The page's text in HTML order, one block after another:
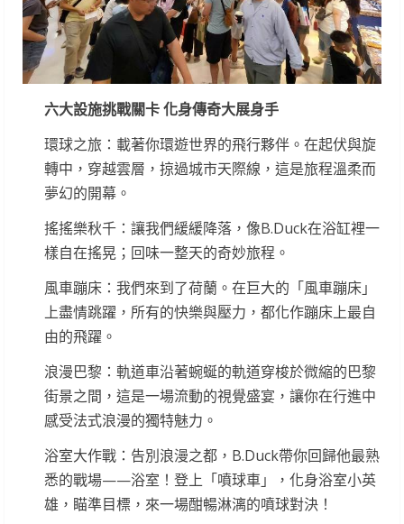
六大設施挑戰關卡 化身傳奇大展身手
環球之旅：載著你環遊世界的飛行夥伴。在起伏與旋
轉中，穿越雲層，掠過城市天際線，這是旅程溫柔而
夢幻的開幕。
搖搖樂秋千：讓我們緩緩降落，像B.Duck在浴缸裡一
樣自在搖晃；回味一整天的奇妙旅程。
風車蹦床：我們來到了荷蘭。在巨大的「風車蹦床」
上盡情跳躍，所有的快樂與壓力，都化作蹦床上最自
由的飛躍。
浪漫巴黎：軌道車沿著蜿蜒的軌道穿梭於微縮的巴黎
街景之間，這是一場流動的視覺盛宴，讓你在行進中
感受法式浪漫的獨特魅力。
浴室大作戰：告別浪漫之都，B.Duck帶你回歸他最熟
悉的戰場——浴室！登上「噴球車」，化身浴室小英
雄，瞄準目標，來一場酣暢淋漓的噴球對決！